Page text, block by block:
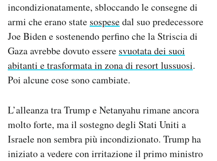
Hai bisogno di aiuto?
Esci
incondizionatamente, sbloccando le consegne di
armi che erano state sospesedal suo predecessore
Joe Biden e sostenendo perfino che la Striscia di
Gaza avrebbe dovuto essere svuotata dei suoi
abitanti e trasformata in zona di resort lussuosi.
Poi alcune cose sono cambiate.
L’alleanza tra Trump e Netanyahu rimane ancora
molto forte, ma il sostegno degli Stati Uniti a
Israele non sembra più incondizionato. Trump ha
iniziato a vedere con irritazione il primo ministro